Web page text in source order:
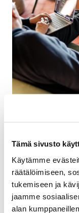
Tämä sivusto
Käytämme
räätälöimiseen,
tukemiseen ja
jaamme
alan
26.07.2026